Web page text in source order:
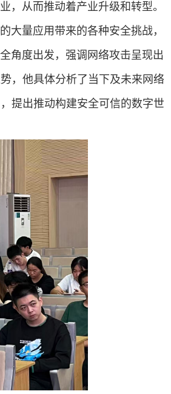
，从而推动着产业升级和转型。
大量应用带来的各种安全挑战，
角度出发，强调网络攻击呈现出
，他具体分析了当下及未来网络
提出推动构建安全可信的数字世